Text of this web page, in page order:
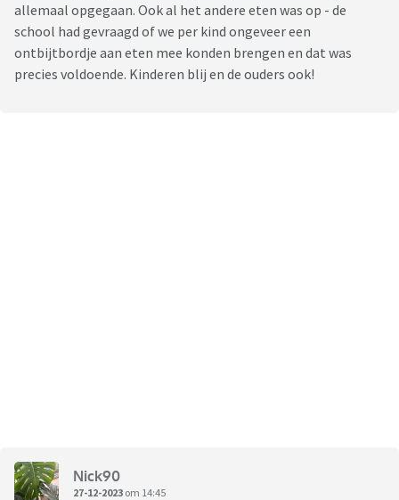
allemaal opgegaan. Ook al het andere eten was op - de
school had gevraagd of we per kind ongeveer een
ontbijtbordje aan eten mee konden brengen en dat was
precies voldoende. Kinderen blij en de ouders ook!
Nick90
27-12-2023 om 14:45